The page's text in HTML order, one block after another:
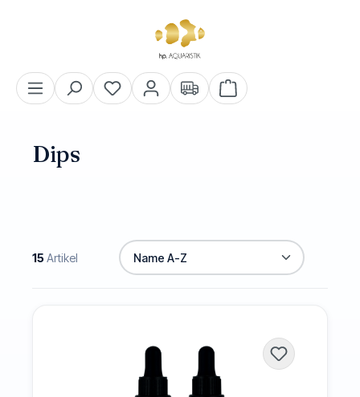
Warenkorb enthält 0
Dips
15Artikel